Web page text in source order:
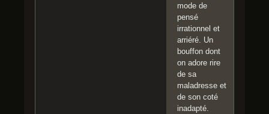
mode de
pensé
irrationnel et
arriéré. Un
bouffon dont
on adore rire
de sa
maladresse et
de son coté
inadapté.